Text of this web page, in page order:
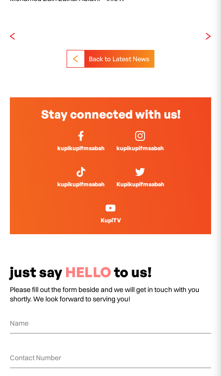
Back to Latest News
Stay connected with us!
kupikupifmsabah kupikupifmsabah
kupikupifmsabah Kupikupifmsabah
KupiTV
just say HELLOto us!
Please fill out the form beside and we will get in touch with you
shortly. We look forward to serving you!